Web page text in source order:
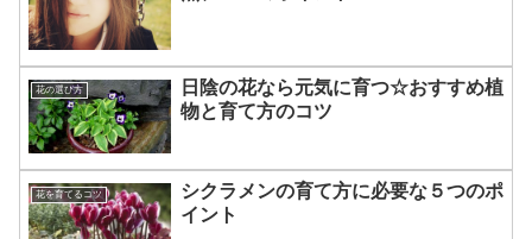
花の選び方
日陰の花なら元気に育つ☆おすすめ植
物と育て方のコツ
花を育てるコツ
シクラメンの育て方に必要な５つのポ
イント